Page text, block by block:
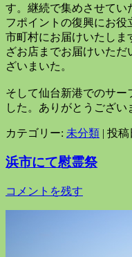
す。継続で集めさせてい
フポイントの復興にお役
市町村にお届けいたしま
ざお店までお届けいた
ざいまいた。
そして仙台新港でのサー
した。ありがとうござい
カテゴリー: 未分類 | 投稿
浜市にて慰霊祭
コメントを残す